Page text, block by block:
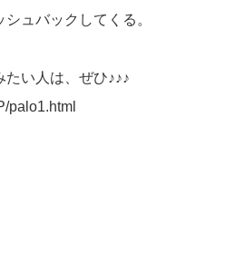
ュバックしてくる。
い人は、ぜひ♪♪♪
palo1.html